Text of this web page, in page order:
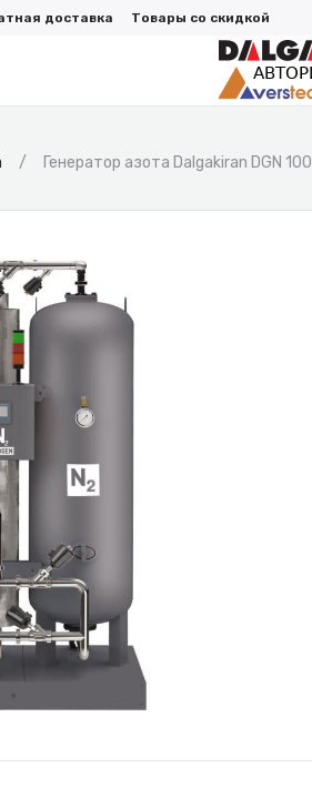
доставка Товары со скидкой
Генератор азота Dalgakiran DGN 100